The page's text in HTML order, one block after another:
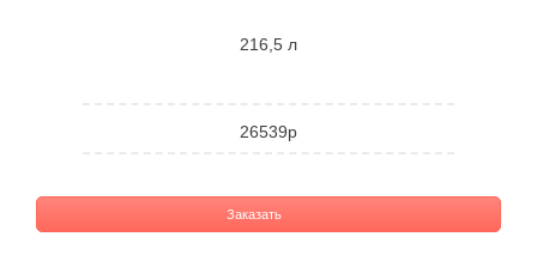
216,5 л
26539р
Заказать